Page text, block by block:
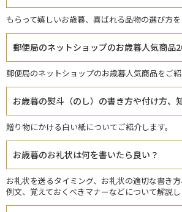
もらって嬉しいお歳暮、喜ばれる品物の選び方を
郵便局のネットショップのお歳暮人気商品
郵便局のネットショップのお歳暮人気商品をご紹
お歳暮の熨斗（のし）の書き方や付け方、
贈り物にかける白い紙についてご紹介します。
お歳暮のお礼状は何を書いたら良い？
お礼状を送るタイミング、お礼状の適切な書き
例文、覚えておくべきマナーなどについて解説し